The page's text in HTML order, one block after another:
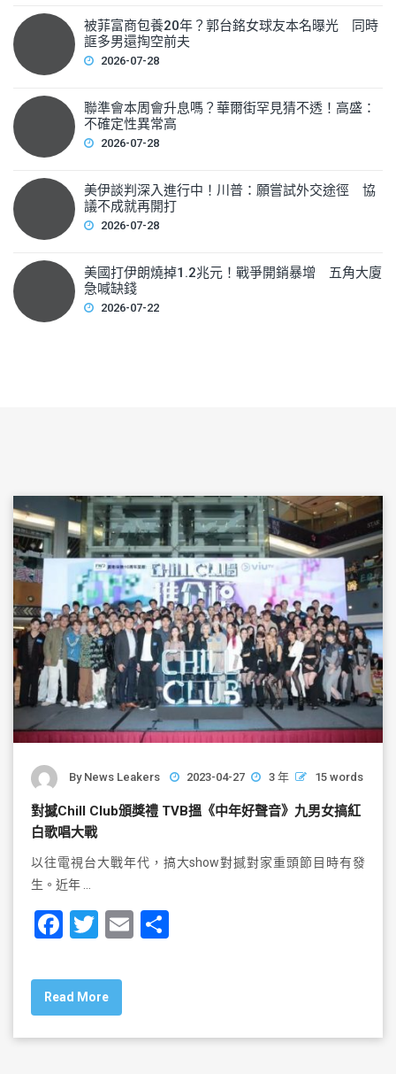
被菲富商包養20年？郭台銘女球友本名曝光 同時
誆多男還掏空前夫
2026-07-28
聯準會本周會升息嗎？華爾街罕見猜不透！高盛：
不確定性異常高
2026-07-28
美伊談判深入進行中！川普：願嘗試外交途徑 協
議不成就再開打
2026-07-28
美國打伊朗燒掉1.2兆元！戰爭開銷暴增 五角大廈
急喊缺錢
2026-07-22
By News Leakers 2023-04-27 3 年 15 words
對撼Chill Club頒獎禮 TVB搵《中年好聲音》九男女搞紅
白歌唱大戰
以往電視台大戰年代，搞大show對撼對家重頭節目時有發
生。近年 …
F
c
e
b
T
tt
er
E
Read More